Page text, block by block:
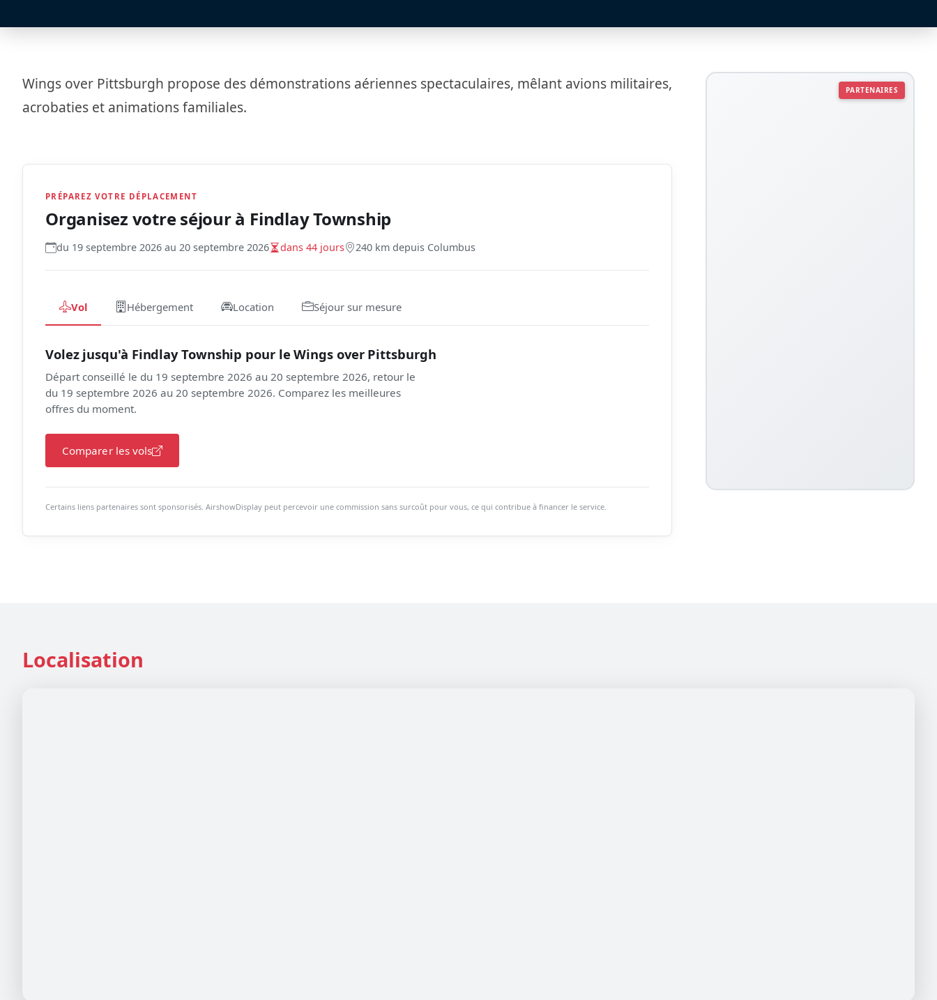
Wings over Pittsburgh propose des démonstrations aériennes spectaculaires, mêlant avions militaires,
acrobaties et animations familiales.
PRÉPAREZ VOTRE DÉPLACEMENT
Organisez votre séjour à Findlay Township
du 19 septembre 2026 au 20 septembre 2026 dans 44 jours 240 km depuis Columbus
Vol Hébergement Location Séjour sur mesure
Volez jusqu'à Findlay Township pour le Wings over Pittsburgh
Départ conseillé le du 19 septembre 2026 au 20 septembre 2026, retour le
du 19 septembre 2026 au 20 septembre 2026. Comparez les meilleures
offres du moment.
Comparer les vols
Certains liens partenaires sont sponsorisés. AirshowDisplay peut percevoir une commission sans surcoût pour vous, ce qui contribue à financer le service.
PARTENAIRES
Localisation